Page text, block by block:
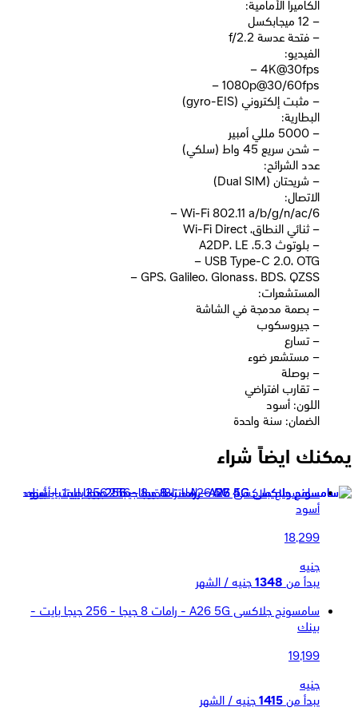
الكاميرا الأمامية:
– 12 ميجابكسل
– فتحة عدسة f/2.2
الفيديو:
– 4K@30fps
– 1080p@30/60fps
– مثبت إلكتروني (gyro-EIS)
البطارية:
– 5000 مللي أمبير
– شحن سريع 45 واط (سلكي)
عدد الشرائح:
– شريحتان (Dual SIM)
الاتصال:
– Wi-Fi 802.11 a/b/g/n/ac/6
– ثنائي النطاق، Wi-Fi Direct
– بلوتوث 5.3، A2DP، LE
– USB Type-C 2.0، OTG
– GPS، Galileo، Glonass، BDS، QZSS
المستشعرات:
– بصمة مدمجة في الشاشة
– جيروسكوب
– تسارع
– مستشعر ضوء
– بوصلة
– تقارب افتراضي
اللون: أسود
الضمان: سنة واحدة
يمكنك ايضاً شراء
سامسونج جلاكسى A26 5G - رامات 8 جيجا - 256 جيجا بايت -
أسود
18,299
جنيه
يبدأ من 1348 جنيه / الشهر
سامسونج جلاكسى A26 5G - رامات 8 جيجا - 256 جيجا بايت -
بينك
19,199
جنيه
يبدأ من 1415 جنيه / الشهر